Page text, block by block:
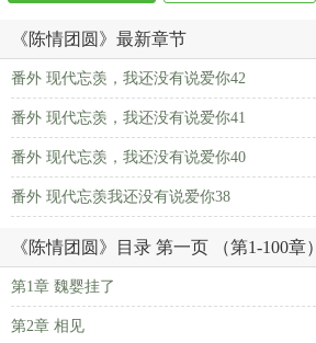
《陈情团圆》最新章节
番外 现代忘羡，我还没有说爱你42
番外 现代忘羡，我还没有说爱你41
番外 现代忘羡，我还没有说爱你40
番外 现代忘羡我还没有说爱你38
《陈情团圆》目录 第一页 （第1-100章）
第1章 魏婴挂了
第2章 相见